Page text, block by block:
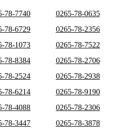
78-7740
0265-78-0635
78-6729
0265-78-2356
78-1073
0265-78-7522
78-8384
0265-78-2706
78-2524
0265-78-2938
78-6214
0265-78-9190
78-4088
0265-78-2306
78-3447
0265-78-3878